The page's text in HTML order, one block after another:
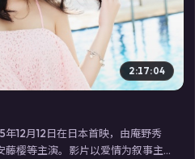
2:17:04
12月12日在日本首映，由庵野秀
藤樱等主演。影片以爱情为叙事主